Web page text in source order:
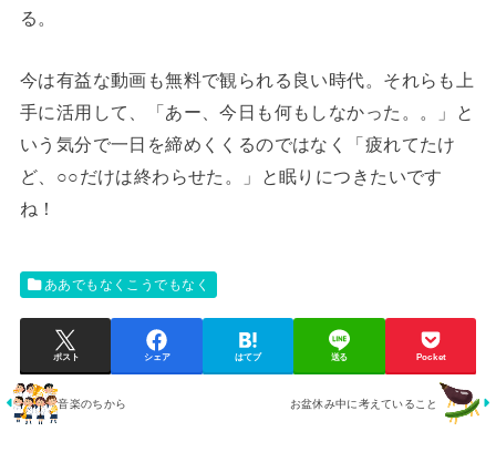
る。
今は有益な動画も無料で観られる良い時代。それらも上
手に活用して、「あー、今日も何もしなかった。。」と
いう気分で一日を締めくくるのではなく「疲れてたけ
ど、○○だけは終わらせた。」と眠りにつきたいです
ね！
ああでもなくこうでもなく
ポスト シェア はてブ 送る Pocket
音楽のちから お盆休み中に考えていること